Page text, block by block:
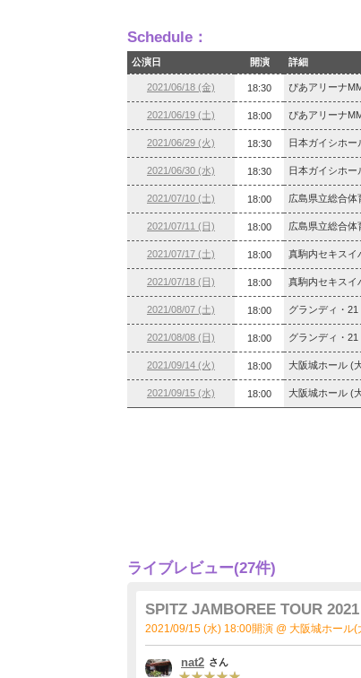
Schedule：
公演日 開演 詳細
2021/06/18 (金) 18:30 ぴあアリーナ
2021/06/19 (土) 18:00 ぴあアリーナ
2021/06/29 (火) 18:30 日本ガイシホー
2021/06/30 (水) 18:30 日本ガイシホー
2021/07/10 (土) 18:00 広島県立総合体
2021/07/11 (日) 18:00 広島県立総合体
2021/07/17 (土) 18:00 真駒内セキスイ
2021/07/18 (日) 18:00 真駒内セキスイ
2021/08/07 (土) 18:00 グランディ・
2021/08/08 (日) 18:00 グランディ・
2021/09/14 (火) 18:00 大阪城ホール (
2021/09/15 (水) 18:00 大阪城ホール (
ライブレビュー(27件)
SPITZ JAMBOREE TOUR
2021/09/15 (水) 18:00開演 @ 大阪城ホール(
nat2 さん